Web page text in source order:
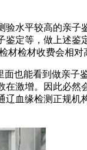
水平较高的亲
鉴定等，做上述
检材收费会相对
也能看到做亲子
激增。因此必然
血缘检测正规机